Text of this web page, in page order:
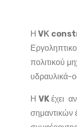
Η VΚ
πολιτικού
υδραυλικά-
Η VKέχει
σημαντικών